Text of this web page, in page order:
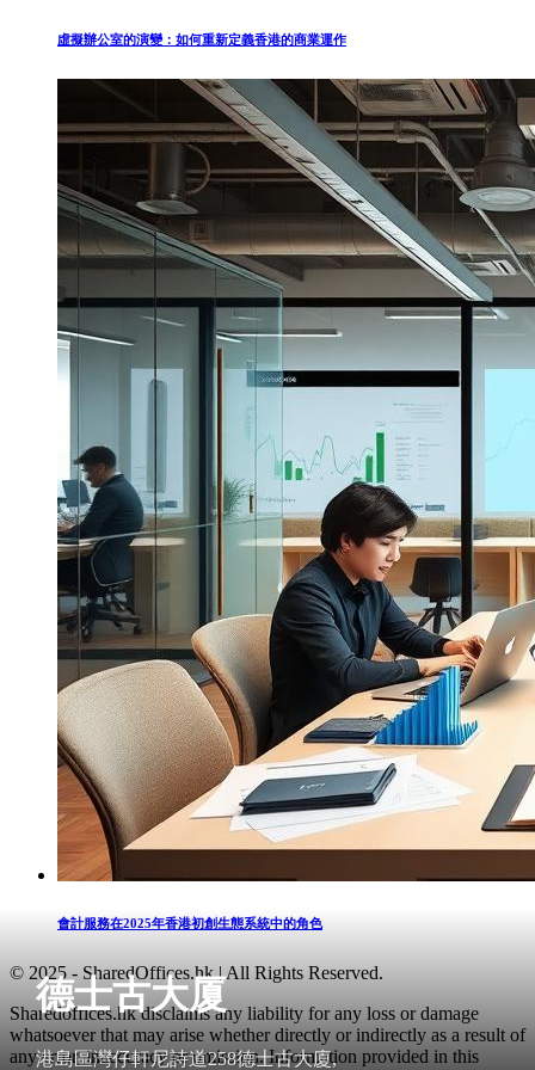
德士古大厦
港島區灣仔軒尼詩道258德士古大廈,
虛擬辦公室的演變：如何重新定義香港的商業運作
會計服務在2025年香港初創生態系統中的角色
© 2025 - SharedOffices.hk | All Rights Reserved.
Sharedoffices.hk disclaims any liability for any loss or damage
whatsoever that may arise whether directly or indirectly as a result of
any error, inaccuracy or omission. Information provided in this